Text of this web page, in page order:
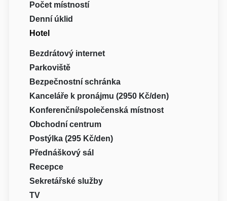
Počet místností
Denní úklid
Hotel
Bezdrátový internet
Parkoviště
Bezpečnostní schránka
Kanceláře k pronájmu (2950 Kč/den)
Konferenční/společenská místnost
Obchodní centrum
Postýlka (295 Kč/den)
Přednáškový sál
Recepce
Sekretářské služby
TV